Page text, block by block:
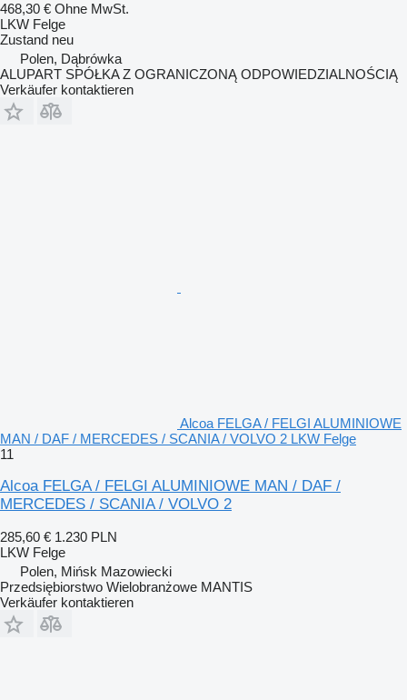
468,30 € Ohne MwSt.
LKW Felge
Zustand neu
Polen, Dąbrówka
ALUPART SPÓŁKA Z OGRANICZONĄ ODPOWIEDZIALNOŚCIĄ
Verkäufer kontaktieren
Alcoa FELGA / FELGI ALUMINIOWE
MAN / DAF / MERCEDES / SCANIA / VOLVO 2 LKW Felge
11
Alcoa FELGA / FELGI ALUMINIOWE MAN / DAF /
MERCEDES / SCANIA / VOLVO 2
285,60 € 1.230 PLN
LKW Felge
Polen, Mińsk Mazowiecki
Przedsiębiorstwo Wielobranżowe MANTIS
Verkäufer kontaktieren